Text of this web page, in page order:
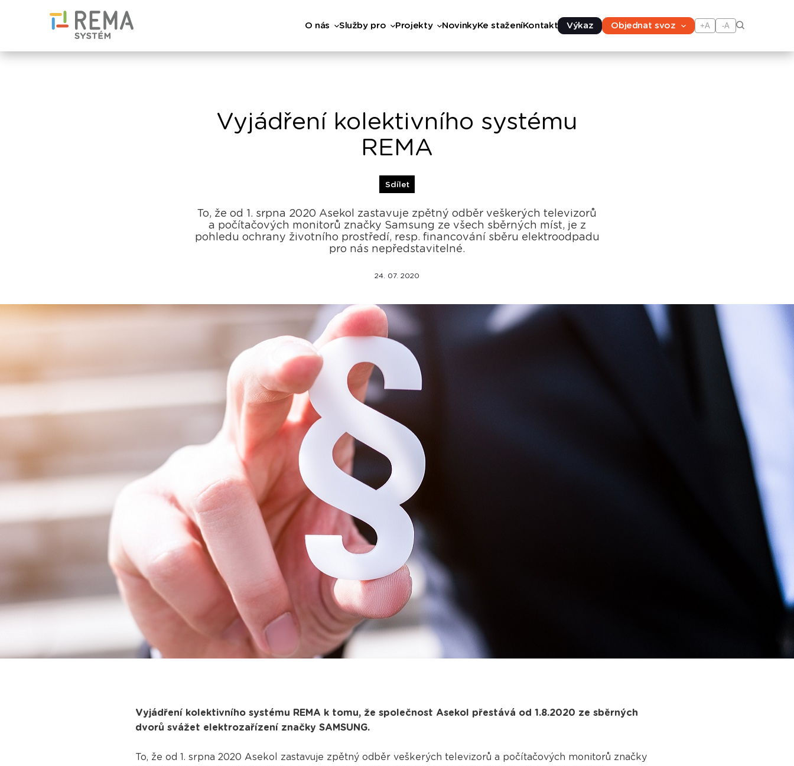
O nás Služby pro Projekty NovinkyKe staženíKontakt Výkaz Objednat svoz +A -A
Vyjádření kolektivního systému
REMA
Sdílet
To, že od 1. srpna 2020 Asekol zastavuje zpětný odběr veškerých televizorů
a počítačových monitorů značky Samsung ze všech sběrných míst, je z
pohledu ochrany životního prostředí, resp. financování sběru elektroodpadu
pro nás nepředstavitelné.
24. 07. 2020
Vyjádření kolektivního systému REMA k tomu, že společnost Asekol přestává od 1.8.2020 ze sběrných
dvorů svážet elektrozařízení značky SAMSUNG.
To, že od 1. srpna 2020 Asekol zastavuje zpětný odběr veškerých televizorů a počítačových monitorů značky